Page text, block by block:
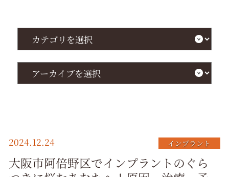
カ
ゴ
を
ア
カ
2024.12.24 インプラント
大阪市阿倍野区でインプラントのぐら